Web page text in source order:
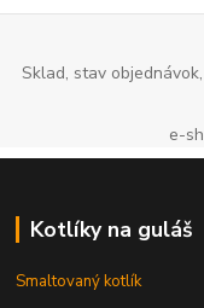
Sklad, stav
e-
Kotlíky na guláš
Smaltovaný kotlík